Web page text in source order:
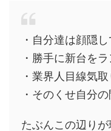
・自分達は顔隠
・勝手に新台を
・業界人目線気
・そのくせ自分
たぶんこの辺り